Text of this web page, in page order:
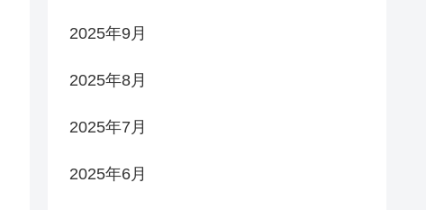
2025年9月
2025年8月
2025年7月
2025年6月